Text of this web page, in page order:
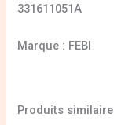
331611051A
Marque : FEBI
Produits